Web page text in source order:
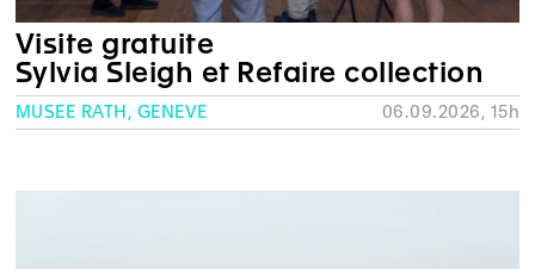
Visite gratuite
Sylvia Sleigh et Refaire collection
MUSÉE RATH, GENÈVE 06.09.2026, 15h